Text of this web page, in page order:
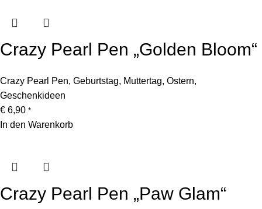
Crazy Pearl Pen „Golden Bloom“
Crazy Pearl Pen, Geburtstag, Muttertag, Ostern,
Geschenkideen
€ 6,90 *
In den Warenkorb
Crazy Pearl Pen „Paw Glam“